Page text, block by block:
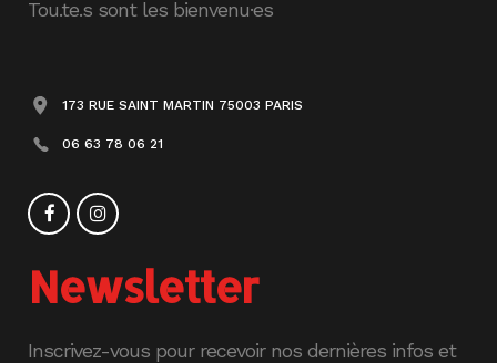
Tou.te.s sont les bienvenu·es
173 RUE SAINT MARTIN 75003 PARIS
06 63 78 06 21
Newsletter
Inscrivez-vous pour recevoir nos dernières infos et